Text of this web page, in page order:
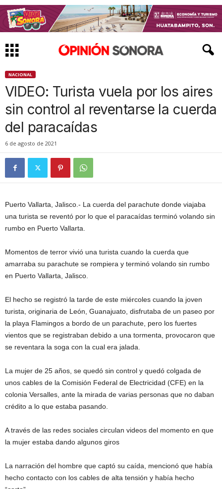
NACIONAL
VIDEO: Turista vuela por los aires
sin control al reventarse la cuerda
del paracaídas
6 de agosto de 2021
Puerto Vallarta, Jalisco.- La cuerda del parachute donde viajaba
una turista se reventó por lo que el paracaídas terminó volando sin
rumbo en Puerto Vallarta.
Momentos de terror vivió una turista cuando la cuerda que
amarraba su parachute se rompiera y terminó volando sin rumbo
en Puerto Vallarta, Jalisco.
El hecho se registró la tarde de este miércoles cuando la joven
turista, originaria de León, Guanajuato, disfrutaba de un paseo por
la playa Flamingos a bordo de un parachute, pero los fuertes
vientos que se registraban debido a una tormenta, provocaron que
se reventara la soga con la cual era jalada.
La mujer de 25 años, se quedó sin control y quedó colgada de
unos cables de la Comisión Federal de Electricidad (CFE) en la
colonia Versalles, ante la mirada de varias personas que no daban
crédito a lo que estaba pasando.
A través de las redes sociales circulan videos del momento en que
la mujer estaba dando algunos giros
La narración del hombre que captó su caída, mencionó que había
hecho contacto con los cables de alta tensión y había hecho